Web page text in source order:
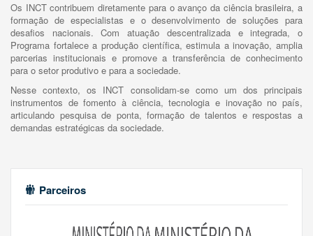
Os INCT contribuem diretamente para o avanço da ciência brasileira, a
formação de especialistas e o desenvolvimento de soluções para
desafios nacionais. Com atuação descentralizada e integrada, o
Programa fortalece a produção científica, estimula a inovação, amplia
parcerias institucionais e promove a transferência de conhecimento
para o setor produtivo e para a sociedade.
Nesse contexto, os INCT consolidam-se como um dos principais
instrumentos de fomento à ciência, tecnologia e inovação no país,
articulando pesquisa de ponta, formação de talentos e respostas a
demandas estratégicas da sociedade.
Parceiros